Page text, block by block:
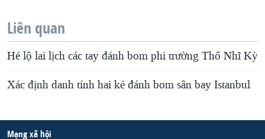
Liên quan
Hé lộ lai lịch các tay đánh bom phi trường Thổ Nhĩ Kỳ
Xác định danh tính hai kẻ đánh bom sân bay Istanbul
Mạng xã hội